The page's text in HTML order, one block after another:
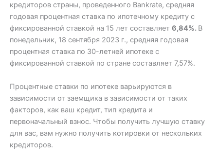
кредиторов страны, проведенного Bankrate, средняя
годовая процентная ставка по ипотечному кредиту с
фиксированной ставкой на 15 лет составляет 6,84%. В
понедельник, 18 сентября 2023 г., средняя годовая
процентная ставка по 30-летней ипотеке с
фиксированной ставкой по стране составляет 7,57%.
Процентные ставки по ипотеке варьируются в
зависимости от заемщика в зависимости от таких
факторов, как ваш кредит, тип кредита и
первоначальный взнос. Чтобы получить лучшую ставку
для вас, вам нужно получить котировки от нескольких
кредиторов.